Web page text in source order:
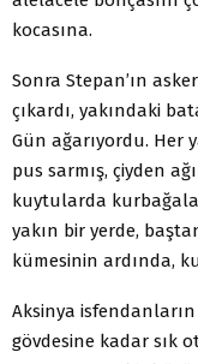
kocasına.
Sonra Stepan’ın
çıkardı, yakındaki
Gün ağarıyordu. Her
pus sarmış, çiyden
kuytularda kurbağalar
yakın bir yerde,
kümesinin ardında,
Aksinya
gövdesine kadar sık